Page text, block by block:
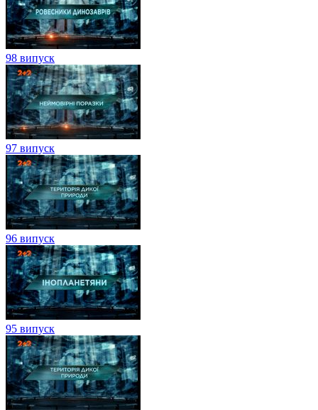
98 випуск
97 випуск
96 випуск
95 випуск